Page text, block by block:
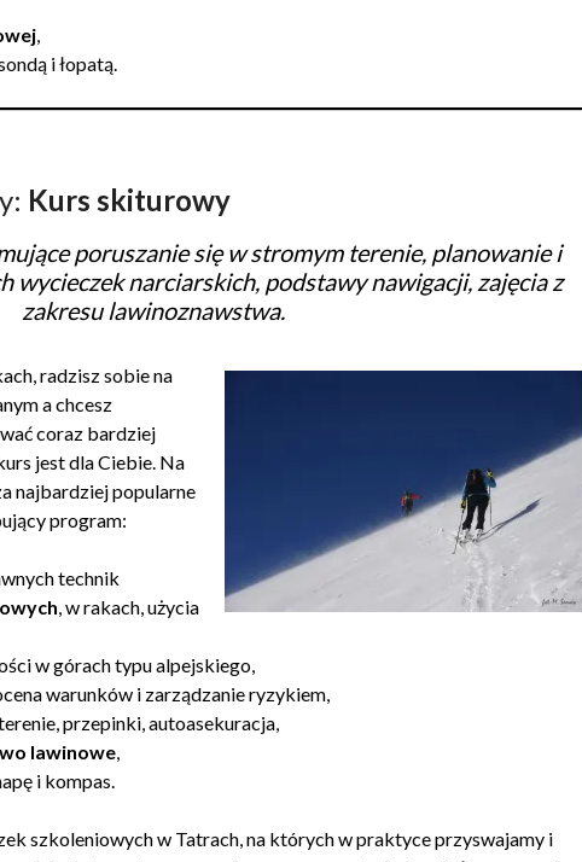
,
i łopatą.
Kurs skiturowy
poruszanie się w stromym terenie, planowanie i
wycieczek narciarskich, podstawy nawigacji, zajęcia z
zakresu lawinoznawstwa.
radzisz sobie na
a chcesz
coraz bardziej
jest dla Ciebie. Na
najbardziej popularne
program:
technik
, w rakach, użycia
w górach typu alpejskiego,
warunków i zarządzanie ryzykiem,
przepinki, autoasekuracja,
lawinowe,
i kompas.
szkoleniowych w Tatrach, na których w praktyce przyswajamy i